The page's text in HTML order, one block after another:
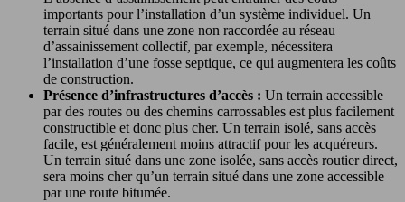
importants pour l’installation d’un système individuel. Un
terrain situé dans une zone non raccordée au réseau
d’assainissement collectif, par exemple, nécessitera
l’installation d’une fosse septique, ce qui augmentera les coûts
de construction.
Présence d’infrastructures d’accès : Un terrain accessible
par des routes ou des chemins carrossables est plus facilement
constructible et donc plus cher. Un terrain isolé, sans accès
facile, est généralement moins attractif pour les acquéreurs.
Un terrain situé dans une zone isolée, sans accès routier direct,
sera moins cher qu’un terrain situé dans une zone accessible
par une route bitumée.